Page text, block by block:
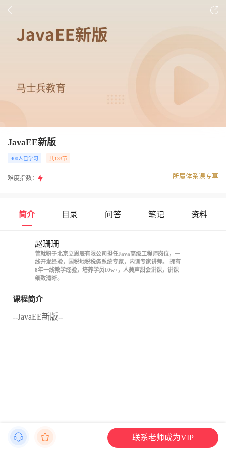
JavaEE新版
400人已学习 共133节
难度指数： 所属体系课专享
简介 目录 问答 笔记 资料
赵珊珊
曾就职于北京立思辰有限公司担任Java高级工程师岗位，一
线开发经验，国税地税税务系统专家，内训专家讲师。 拥有
8年一线教学经验，培养学员10w+，人美声甜会讲课，讲课
细致清晰。
课程简介
--JavaEE新版--
联系老师成为VIP